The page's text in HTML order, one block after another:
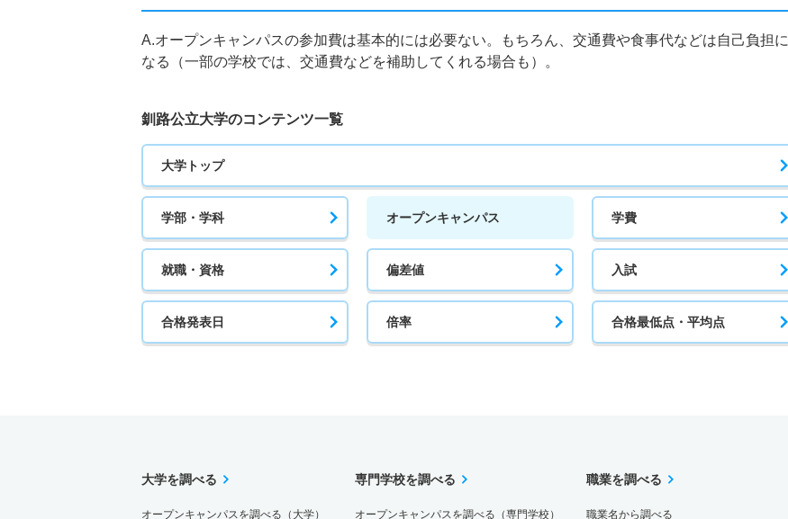
A.オープンキャンパスの参加費は基本的には必要ない。もちろん、交通費や食事代などは自己負担に
なる（一部の学校では、交通費などを補助してくれる場合も）。
釧路公立大学のコンテンツ一覧
大学トップ
学部・学科 オープンキャンパス 学費
就職・資格 偏差値 入試
合格発表日 倍率 合格最低点・平均点
大学を調べる
オープンキャンパスを調べる（大学）
専門学校を調べる
オープンキャンパスを調べる（専門学校）
職業を調べる
職業名から調べる